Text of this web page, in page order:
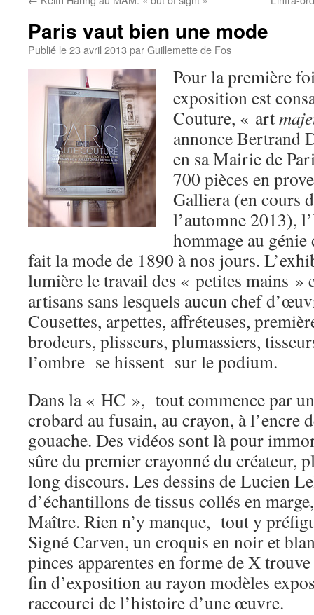
Paris vaut bien une mode
Publié le23 avril 2013 parGuillemette de Fos
Pour la première
exposition est
Couture, « art
annonce Bertrand
en sa Mairie de
700 pièces en
Galliera (en cours
l’automne 2013),
hommage au
fait la mode de 1890 à nos jours.
lumière le travail des « petites mains »
artisans sans lesquels aucun chef
Cousettes, arpettes, affréteuses,
brodeurs, plisseurs, plumassiers,
l’ombre se hissent sur le podium.
Dans la « HC », tout commence par
crobard au fusain, au crayon, à l’encre
gouache. Des vidéos sont là pour
sûre du premier crayonné du créateur,
long discours. Les dessins de Lucien
d’échantillons de tissus collés en
Maître. Rien n’y manque, tout y
Signé Carven, un croquis en noir et
pinces apparentes en forme de X
fin d’exposition au rayon modèles
raccourci de l’histoire d’une œuvre.